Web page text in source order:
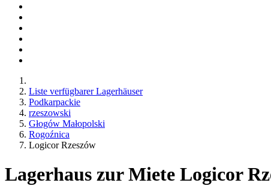
Liste verfügbarer Lagerhäuser
Podkarpackie
rzeszowski
Głogów Małopolski
Rogoźnica
Logicor Rzeszów
Lagerhaus zur Miete Logicor